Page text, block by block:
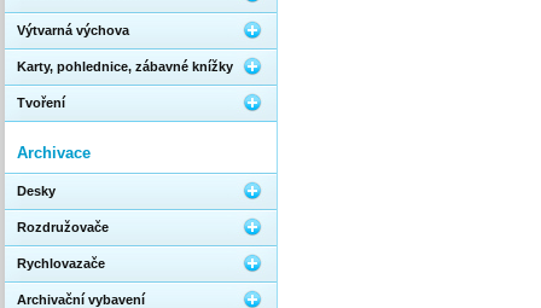
Výtvarná výchova
Karty, pohlednice, zábavné knížky
Tvoření
Archivace
Desky
Rozdružovače
Rychlovazače
Archivační vybavení